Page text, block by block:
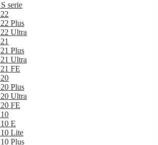
serie
Plus
Ultra
Plus
Ultra
FE
Plus
Ultra
FE
E
Lite
Plus